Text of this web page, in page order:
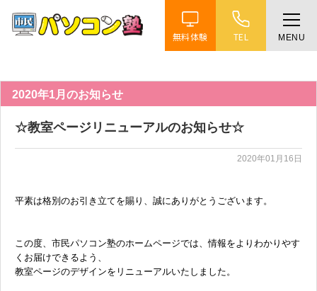
無料体験 TEL MENU
特徴
講座紹介
よくある質問
2020年1月のお知らせ
☆教室ページリニューアルのお知らせ☆
2020年01月16日
平素は格別のお引き立てを賜り、誠にありがとうございます。
この度、市民パソコン塾のホームページでは、情報をよりわかりやす
くお届けできるよう、
教室ページのデザインをリニューアルいたしました。